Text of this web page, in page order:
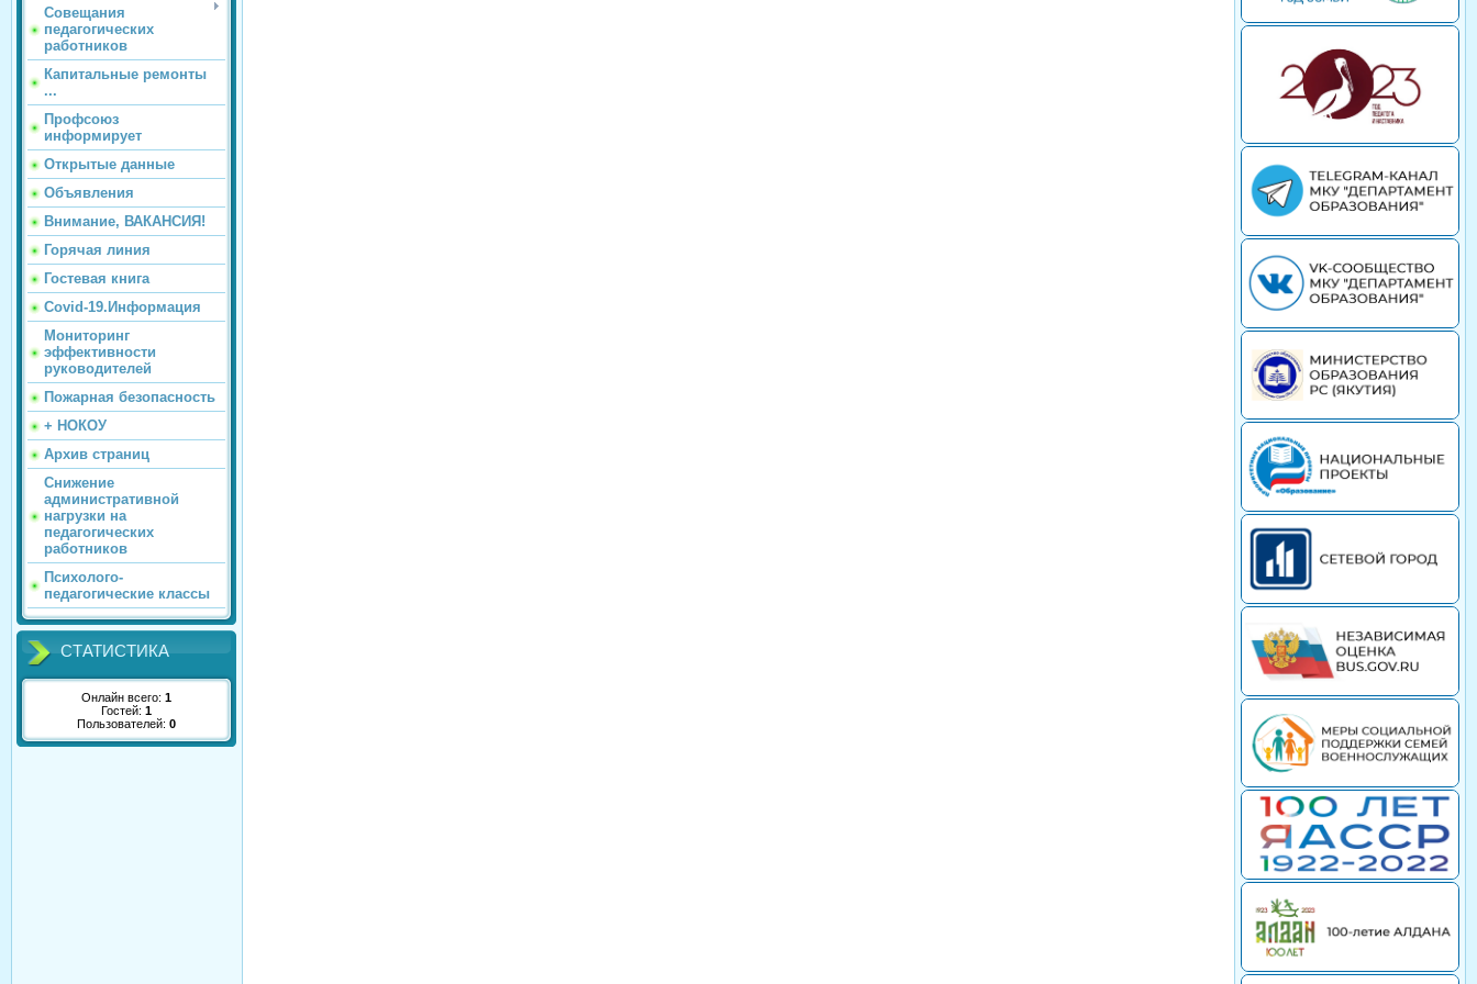
Совещания
педагогических
работников
Капитальные ремонты
...
Профсоюз
информирует
Открытые данные
Объявления
Внимание, ВАКАНСИЯ!
Горячая линия
Гостевая книга
Covid-19.Информация
Мониторинг
эффективности
руководителей
Пожарная безопасность
+ НОКОУ
Архив страниц
Снижение
административной
нагрузки на
педагогических
работников
Психолого-
педагогические классы
СТАТИСТИКА
Онлайн всего: 1
Гостей: 1
Пользователей: 0